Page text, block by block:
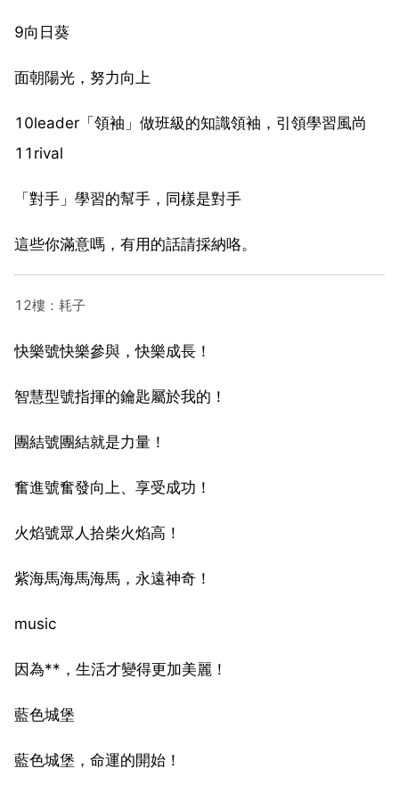
9向日葵
面朝陽光，努力向上
10leader「領袖」做班級的知識領袖，引領學習風尚
11rival
「對手」學習的幫手，同樣是對手
這些你滿意嗎，有用的話請採納咯。
12樓：耗子
快樂號快樂參與，快樂成長！
智慧型號指揮的鑰匙屬於我的！
團結號團結就是力量！
奮進號奮發向上、享受成功！
火焰號眾人拾柴火焰高！
紫海馬海馬海馬，永遠神奇！
music
因為**，生活才變得更加美麗！
藍色城堡
藍色城堡，命運的開始！